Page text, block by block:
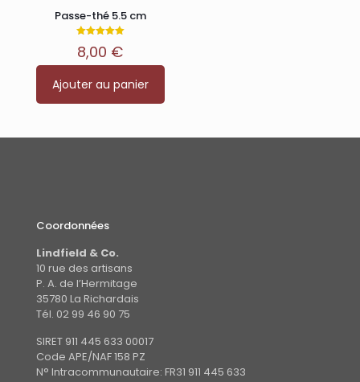
Passe-thé 5.5 cm
5.00
sur 5
8,00 €
Ajouter au panier
Coordonnées
Lindfield & Co.
10 rue des artisans
P. A. de l’Hermitage
35780 La Richardais
Tél. 02 99 46 90 75
SIRET 911 445 633 00017
Code APE/NAF 158 PZ
N° Intracommunautaire: FR31 911 445 633